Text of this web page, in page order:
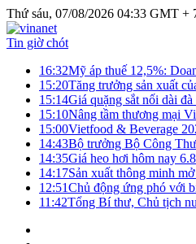
Thứ sáu, 07/08/2026 04:33 GMT +
Tin giờ chót
16:32Mỹ áp thuế 12,5%:
15:20Tăng trưởng sản xuất
15:14Giá quặng sắt nối dài
15:10Nâng tầm thương mại
15:00Vietfood & Beverage
14:43Bộ trưởng Bộ Công
14:35Giá heo hơi hôm nay
14:17Sản xuất thông minh
12:51Chủ động ứng phó với
11:42Tổng Bí thư, Chủ tịch